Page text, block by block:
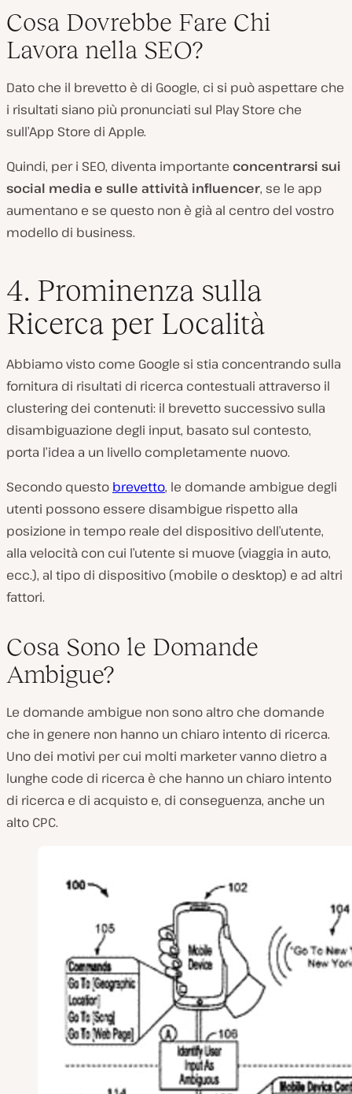
Cosa Dovrebbe Fare Chi
Lavora nella SEO?
Dato che il brevetto è di Google, ci si può aspettare che
i risultati siano più pronunciati sul Play Store che
sull’App Store di Apple.
Quindi, per i SEO, diventa importante concentrarsi sui
social media e sulle attività influencer, se le app
aumentano e se questo non è già al centro del vostro
modello di business.
4. Prominenza sulla
Ricerca per Località
Abbiamo visto come Google si stia concentrando sulla
fornitura di risultati di ricerca contestuali attraverso il
clustering dei contenuti: il brevetto successivo sulla
disambiguazione degli input, basato sul contesto,
porta l’idea a un livello completamente nuovo.
Secondo questo brevetto, le domande ambigue degli
utenti possono essere disambigue rispetto alla
posizione in tempo reale del dispositivo dell’utente,
alla velocità con cui l’utente si muove (viaggia in auto,
ecc.), al tipo di dispositivo (mobile o desktop) e ad altri
fattori.
Cosa Sono le Domande
Ambigue?
Le domande ambigue non sono altro che domande
che in genere non hanno un chiaro intento di ricerca.
Uno dei motivi per cui molti marketer vanno dietro a
lunghe code di ricerca è che hanno un chiaro intento
di ricerca e di acquisto e, di conseguenza, anche un
alto CPC.